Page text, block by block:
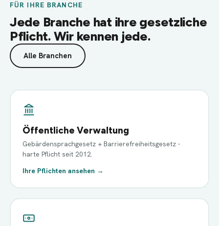
FÜR IHRE BRANCHE
Jede Branche hat ihre gesetzliche
Pflicht. Wir kennen jede.
Alle Branchen
Öffentliche Verwaltung
Gebärdensprachgesetz + Barrierefreiheitsgesetz -
harte Pflicht seit 2012.
Ihre Pflichten ansehen →